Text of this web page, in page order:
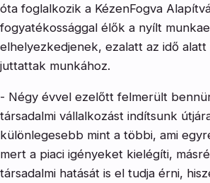
óta foglalkozik a KézenFogva
fogyatékossággal élők a nyílt
elhelyezkedjenek, ezalatt az idő alatt
juttattak munkához.
- Négy évvel ezelőtt felmerült
társadalmi vállalkozást indítsunk
különlegesebb mint a többi, ami
mert a piaci igényeket kielégíti,
társadalmi hatását is el tudja érni,